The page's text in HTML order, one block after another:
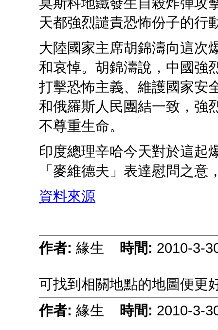
天都強烈譴責恐怖份子的行
大陸國家主席胡錦濤向這次
和哀悼。胡錦濤說，中國強
打擊恐怖主義、維護國家安
和俄羅斯人民團結一致，強
不尊重生命。
印度總理辛哈今天對於這起
「麥維德夫」表達慰問之
資料來源
作者: 緣生 時間: 2010-3-
可找到相關地點的地圖便更
作者: 緣生 時間: 2010-3-